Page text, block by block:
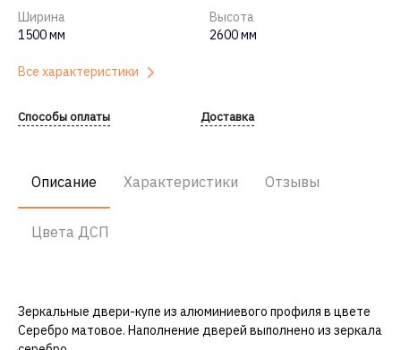
Ширина
1500 мм
Высота
2600 мм
Все характеристики
Способы оплаты Доставка
Описание Характеристики Отзывы
Цвета ДСП
Зеркальные двери-купе из алюминиевого профиля в цвете
Серебро матовое. Наполнение дверей выполнено из зеркала